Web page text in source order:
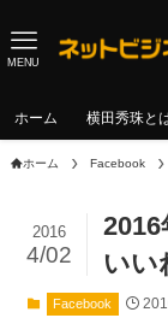
MENU
ホーム 横田秀珠と
ホーム Facebook
いい
2016
4/02
Facebook